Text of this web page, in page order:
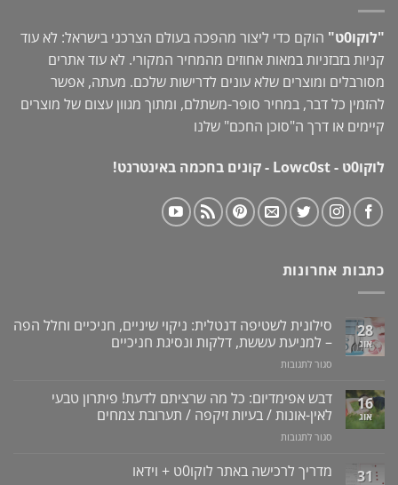
"לוקו0ט"
הוקם כדי ליצור מהפכה בעולם הצרכני בישראל: לא עוד
קניות בזבזניות במאות אחוזים מהמחיר המקורי. לא עוד אתרים
מסורבלים ומוצרים שלא עונים לדרישות שלכם. מעתה, אפשר
להזמין כל דבר, במחיר סופר-משתלם, ומתוך מגוון עצום של מוצרים
קיימים או דרך ה"סוכן החכם" שלנו
לוקו0ט - Lowc0st - קונים בחכמה באינטרנט!
כתבות אחרונות
28
אוג
סילונית לשטיפה דנטלית: ניקוי שיניים, חניכיים וחלל הפה
– למניעת עששת, דלקות ונסיגת חניכיים
סגור לתגובות
לשטיפה
דנטלית:
ניקוי
שיניים,
וחלל
16
אוג
דבש אפימדיום: כל מה שרציתם לדעת! פיתרון טבעי
לאין-אונות / בעיות זיקפה / תערובת צמחים
סגור לתגובות
אפימדיום:
כל
31 מדריך לרכישה באתר לוקו0ט + וידאו